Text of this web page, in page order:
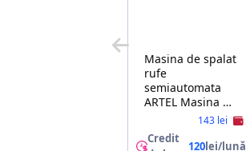
Masina de spalat
rufe
semiautomata
ARTEL Masina de
semiautomat
Artel TE 60 RED
143 lei
Credit
120lei/lună